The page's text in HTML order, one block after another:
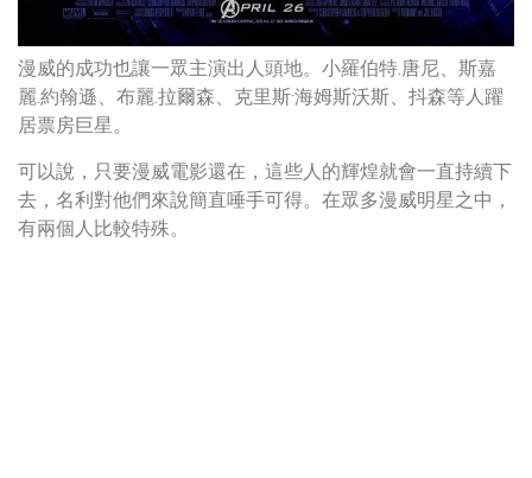
漫威的成功也讓一眾主演出人頭地。小羅伯特.唐尼、斯嘉
麗.約翰遜、布麗.拉爾森、克里斯·海姆斯沃斯、抖森等人躍
居票房巨星。
可以說，只要漫威電影還在，這些人的輝煌就會一直持續下
去，名利對他們來說簡直唾手可得。在眾多漫威明星之中，
有兩個人比較特殊。